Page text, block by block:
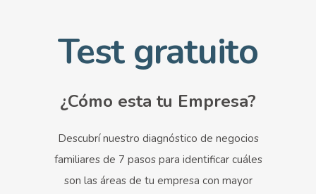
Test gratuito
¿Cómo esta tu Empresa?
Descubrí nuestro diagnóstico de negocios
familiares de 7 pasos para identificar cuáles
son las áreas de tu empresa con mayor